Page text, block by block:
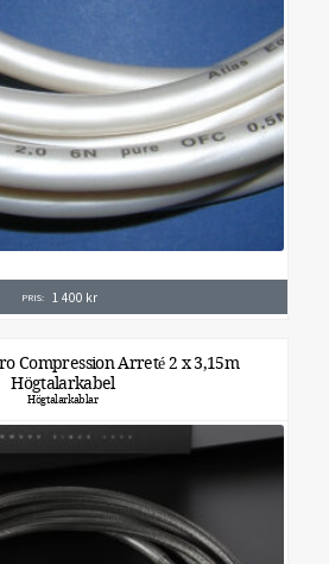
PRIS: 1 400 kr
Compression Arreté 2 x 3,15m
Högtalarkabel
Högtalarkablar